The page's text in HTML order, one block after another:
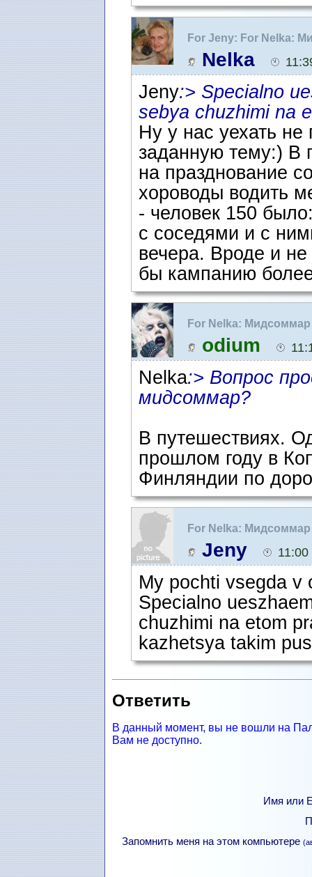
For Jeny: For Nelka:
Nelka
Jeny:> Specialno
sebya chuzhimi na
Ну у нас уехать
заданную тему:) В
на празднование
хороводы водить
- человек 150
с соседями и с
вечера. Вроде и
бы кампанию
For Nelka: Мидсоммар
odium
Nelka:> Вопрос
мидсоммар?
В путешествиях.
прошлом году в
Финляндии по
For Nelka: Мидсоммар
Jeny 11:00
My pochti vsegda v
Specialno
chuzhimi na etom
kazhetsya takim
Ответить
В данный момент, вы не вошли на
Вам не доступно.
Имя или
Запомнить меня на этом компьютере